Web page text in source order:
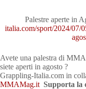
Palestre aperte in
italia.com/sport/2024/07/
Avete una palestra di
siete aperti in agosto ?
Grappling-Italia.com in
MMAMag.it Supporta la